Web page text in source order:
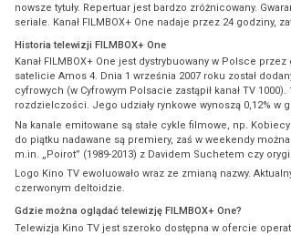
nowsze tytuły. Repertuar jest bardzo zróżnicowany.
seriale. Kanał FILMBOX+ One nadaje przez 24
Historia telewizji FILMBOX+ One
Kanał FILMBOX+ One jest dystrybuowany w Polsce
satelicie Amos 4. Dnia 1 września 2007 roku został
cyfrowych (w Cyfrowym Polsacie zastąpił kanał TV
rozdzielczości. Jego udziały rynkowe wynoszą 0,12% w
Na kanale emitowane są stałe cykle filmowe, np.
do piątku nadawane są premiery, zaś w weekendy
m.in. „Poirot” (1989-2013) z Davidem Suchetem czy
Logo Kino TV ewoluowało wraz ze zmianą nazwy.
czerwonym deltoidzie.
Gdzie można oglądać telewizję FILMBOX+ One?
Telewizja Kino TV jest szeroko dostępna w ofercie